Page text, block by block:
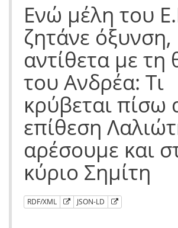
Ενώ μέλη του
ζητάνε όξυνση,
αντίθετα με τη
του Ανδρέα: Τι
κρύβεται πίσω
επίθεση
αρέσουμε και
κύριο Σημίτη
RDF/XML JSON-LD